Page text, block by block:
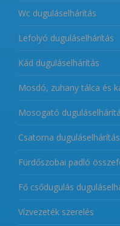
Wc duguláselhárítás
Lefolyó duguláselhárítás
Kád duguláselhárítás
Mosdó, zuhany tálca és
Mosogató
Csatorna duguláselhárítás
Fürdőszobai padló
Fő csődugulás
Vízvezeték szerelés